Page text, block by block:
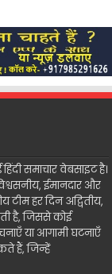
समाचार वेबसाइट है।
ईमानदार और
टीम हर दिन अद्वितीय,
है, जिससे कोई
या आगामी घटनाएँ
हैं, जिन्हें